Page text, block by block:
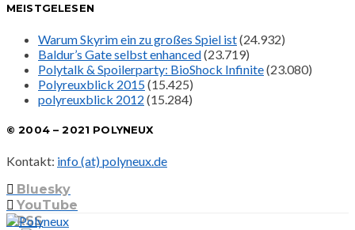
MEISTGELESEN
Warum Skyrim ein zu großes Spiel ist(24.932)
Baldur’s Gate selbst enhanced(23.719)
Polytalk & Spoilerparty: BioShock Infinite(23.080)
Polyreuxblick 2015(15.425)
polyreuxblick 2012 (15.284)
© 2004 – 2021 POLYNEUX
Kontakt: info (at) polyneux.de
Bluesky
YouTube
RSS